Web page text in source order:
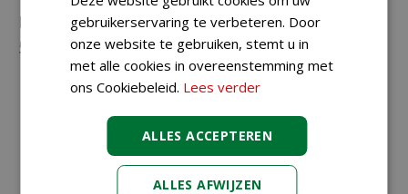
Neem gerust contact met ons op via023-
5581528ofinfo@koopkerstverlichting.nl
gebruikerservaring te verbeteren. Door
onze website te gebruiken, stemt u in
met alle cookies in overeenstemming met
ons Cookiebeleid. Lees verder
ALLES ACCEPTEREN
ALLES AFWIJZEN